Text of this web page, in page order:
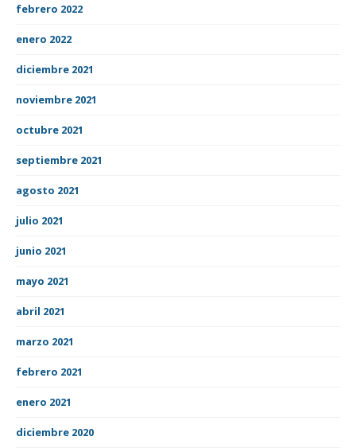
febrero 2022
enero 2022
diciembre 2021
noviembre 2021
octubre 2021
septiembre 2021
agosto 2021
julio 2021
junio 2021
mayo 2021
abril 2021
marzo 2021
febrero 2021
enero 2021
diciembre 2020